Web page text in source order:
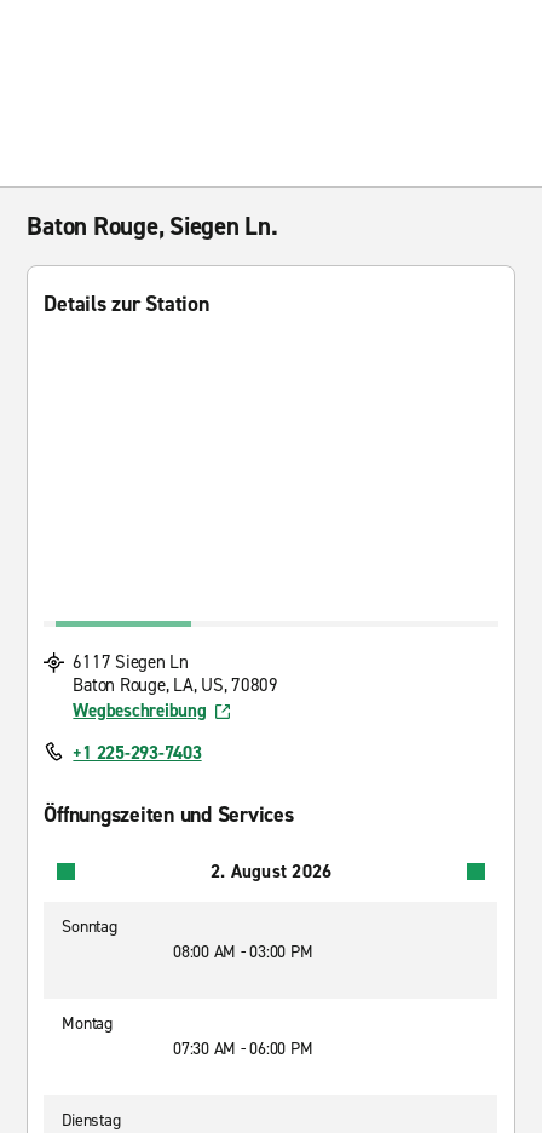
Baton Rouge, Siegen Ln.
Details zur Station
6117 Siegen Ln
Baton Rouge, LA, US, 70809
Wegbeschreibung
+1 225-293-7403
Öffnungszeiten und Services
2. August 2026
Sonntag
08:00 AM - 03:00 PM
Montag
07:30 AM - 06:00 PM
Dienstag